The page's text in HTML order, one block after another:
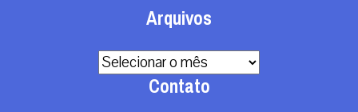
Arquivos
Arquivos
Contato